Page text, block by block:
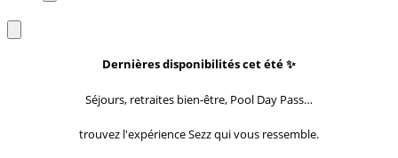
Dernières disponibilités cet été ✨
Séjours, retraites bien-être, Pool Day Pass…
trouvez l'expérience Sezz qui vous ressemble.